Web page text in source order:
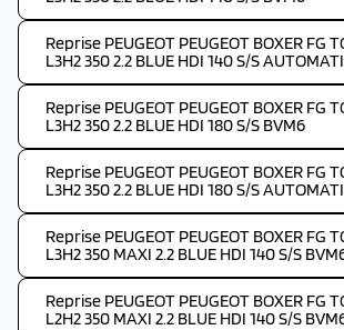
Reprise PEUGEOT PEUGEOT BOXER FG
L3H2 350 2.2 BLUE HDI 140 S/S
Reprise PEUGEOT PEUGEOT BOXER FG
L3H2 350 2.2 BLUE HDI 180 S/S BVM6
Reprise PEUGEOT PEUGEOT BOXER FG
L3H2 350 2.2 BLUE HDI 180 S/S
Reprise PEUGEOT PEUGEOT BOXER FG
L3H2 350 MAXI 2.2 BLUE HDI 140 S/S
Reprise PEUGEOT PEUGEOT BOXER FG
L2H2 350 MAXI 2.2 BLUE HDI 140 S/S